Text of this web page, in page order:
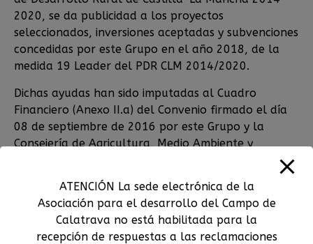
2020, se da publicidad a los proyectos
seleccionados, inversiones aceptadas y subvenciones
concedidas por este Grupo en el año 2018, de la
medida 19 Leader del PDR CLM 2014/2020.
Dichas ayudas han sido imputadas al Cuadro
Financiero (Anexo II.a) del Convenio firmado el día
08 de septiembre de 2016 por este Grupo y la
Consejería de Agricultura, Medio Ambiente y
financiera del FEADER, AGE y JCCM.
Archivos
Publicidad de proyectos seleccionados 2019
ATENCIÓN La sede electrónica de la
Asociación para el desarrollo del Campo de
Calatrava no está habilitada para la
recepción de respuestas a las reclamaciones